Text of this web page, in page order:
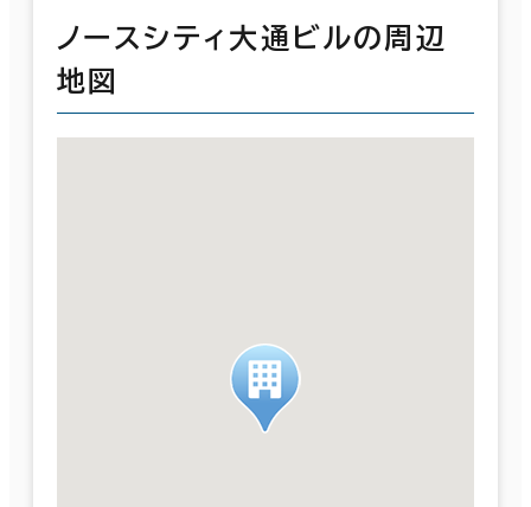
ノースシティ大通ビルの周辺
地図